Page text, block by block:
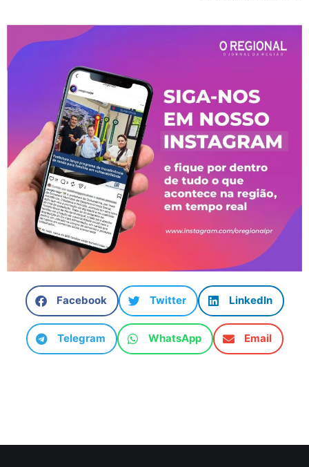
Facebook Twitter LinkedIn
Telegram WhatsApp Email